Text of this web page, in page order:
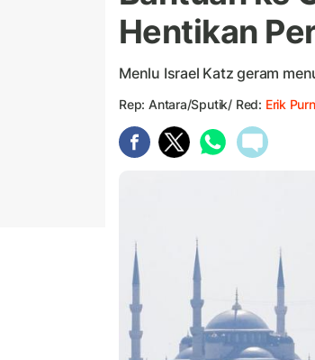
Hentikan
Menlu Israel Katz geram
Rep: Antara/Sputik/ Red: Erik